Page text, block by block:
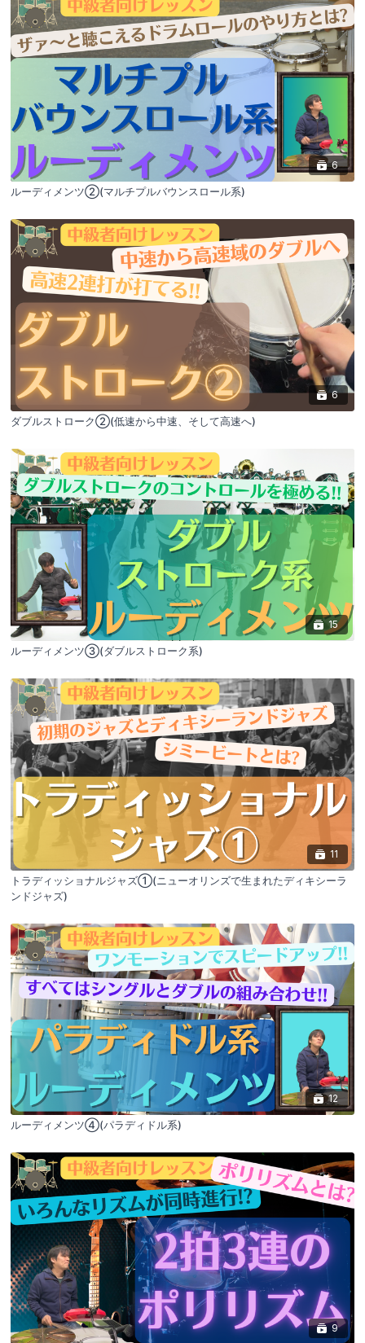
6
ルーディメンツ②(マルチプルバウンスロール系)
6
ダブルストローク②(低速から中速、そして高速へ)
15
ルーディメンツ③(ダブルストローク系)
11
トラディッショナルジャズ①(ニューオリンズで生まれたディキシーラ
ンドジャズ)
12
ルーディメンツ④(パラディドル系)
9